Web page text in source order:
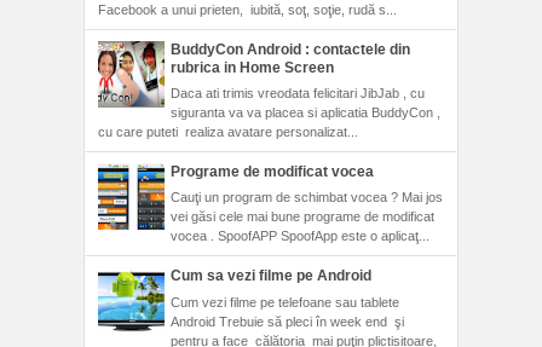
Facebook a unui prieten, iubită, soţ, soţie, rudă s...
BuddyCon Android : contactele din
rubrica in Home Screen
Daca ati trimis vreodata felicitari JibJab , cu
siguranta va va placea si aplicatia BuddyCon ,
cu care puteti realiza avatare personalizat...
Programe de modificat vocea
Cauţi un program de schimbat vocea ? Mai jos
vei găsi cele mai bune programe de modificat
vocea . SpoofAPP SpoofApp este o aplicaţ...
Cum sa vezi filme pe Android
Cum vezi filme pe telefoane sau tablete
Android Trebuie să pleci în week end şi
pentru a face călătoria mai puţin plictisitoare,